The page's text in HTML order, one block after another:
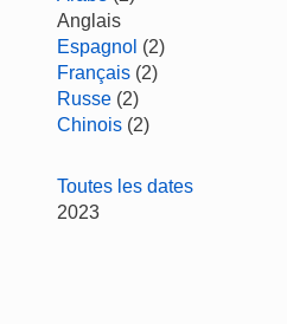
Anglais
Espagnol (2)
Français (2)
Russe (2)
Chinois (2)
Toutes les dates
2023